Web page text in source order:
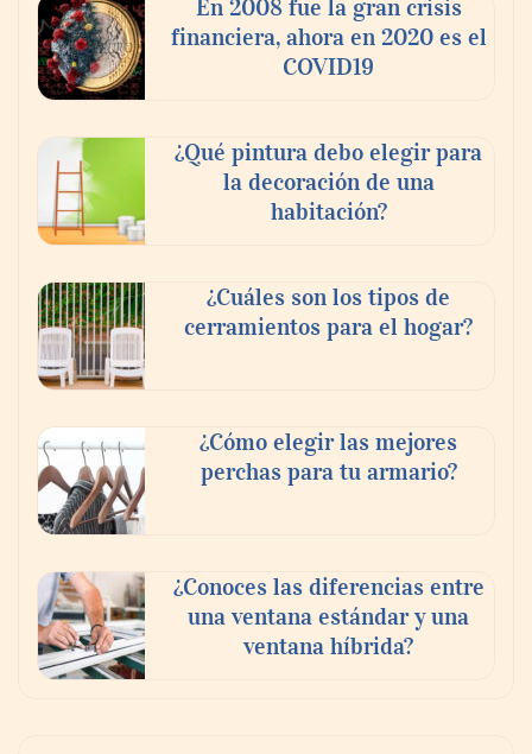
En 2008 fue la gran crisis
financiera, ahora en 2020 es el
COVID19
¿Qué pintura debo elegir para
la decoración de una
habitación?
¿Cuáles son los tipos de
cerramientos para el hogar?
¿Cómo elegir las mejores
perchas para tu armario?
¿Conoces las diferencias entre
una ventana estándar y una
ventana híbrida?